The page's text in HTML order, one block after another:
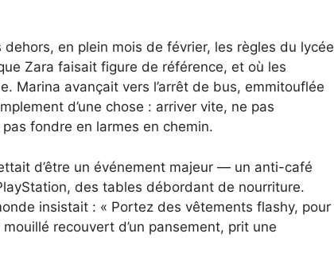
en plein mois de février, les règles du lycée
Zara faisait figure de référence, et où les
Marina avançait vers l’arrêt de bus, emmitouflée
d’une chose : arriver vite, ne pas
fondre en larmes en chemin.
d’être un événement majeur — un anti-café
des tables débordant de nourriture.
insistait : « Portez des vêtements flashy, pour
recouvert d’un pansement, prit une